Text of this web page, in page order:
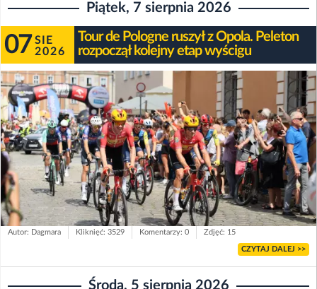
Piątek, 7 sierpnia 2026
07 SIE
2026
Tour de Pologne ruszył z Opola. Peleton
rozpoczął kolejny etap wyścigu
Autor: Dagmara Kliknięć: 3529 Komentarzy: 0 Zdjęć: 15
CZYTAJ DALEJ >>
Środa, 5 sierpnia 2026